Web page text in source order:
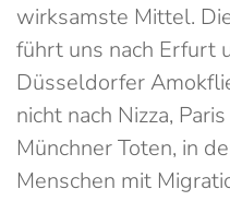
wirksamste Mittel.
führt uns nach Erfurt
Düsseldorfer
nicht nach Nizza,
Münchner Toten, in
Menschen mit